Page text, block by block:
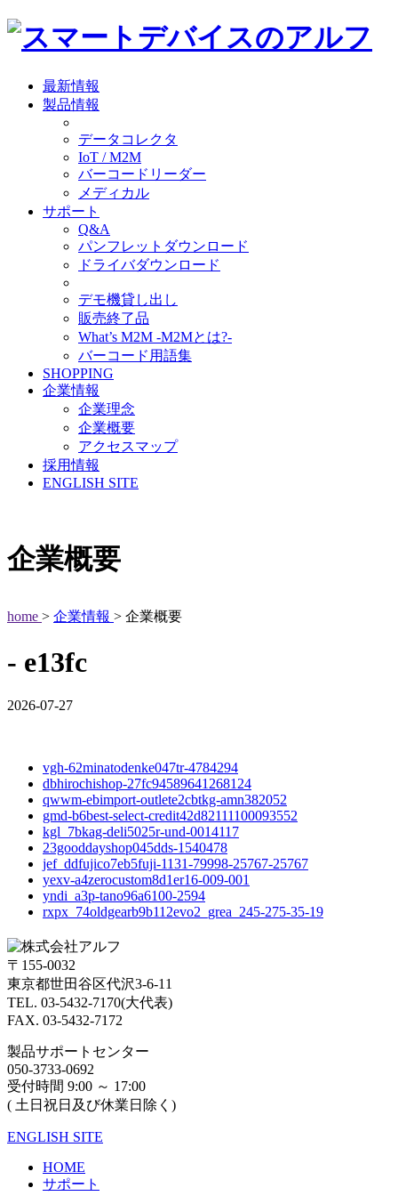
最新情報
製品情報
データコレクタ
IoT / M2M
バーコードリーダー
メディカル
サポート
Q&A
パンフレットダウンロード
ドライバダウンロード
デモ機貸し出し
販売終了品
What’s M2M -M2Mとは?-
バーコード用語集
SHOPPING
企業情報
企業理念
企業概要
アクセスマップ
採用情報
ENGLISH SITE
企業概要
home > 企業情報 > 企業概要
- e13fc
2026-07-27
vgh-62minatodenke047tr-4784294
dbhirochishop-27fc94589641268124
qwwm-ebimport-outlete2cbtkg-amn382052
gmd-b6best-select-credit42d82111100093552
kgl_7bkag-deli5025r-und-0014117
23gooddayshop045dds-1540478
jef_ddfujico7eb5fuji-1131-79998-25767-25767
yexv-a4zerocustom8d1er16-009-001
yndi_a3p-tano96a6100-2594
rxpx_74oldgearb9b112evo2_grea_245-275-35-19
〒155-0032
東京都世田谷区代沢3-6-11
TEL. 03-5432-7170(大代表)
FAX. 03-5432-7172
製品サポートセンター
050-3733-0692
受付時間 9:00 ～ 17:00
( 土日祝日及び休業日除く)
ENGLISH SITE
HOME
サポート